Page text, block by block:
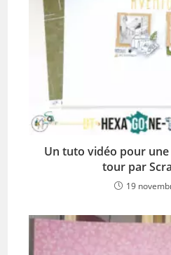
Un tuto vidéo pour une
tour par
19